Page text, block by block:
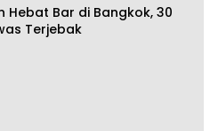
Hebat Bar di Bangkok, 30
Terjebak